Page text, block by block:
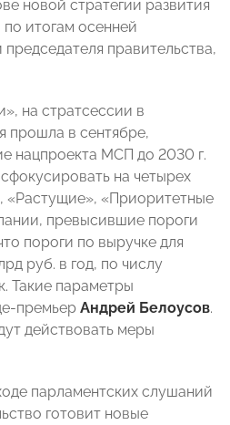
новой стратегии развития
итогам осенней
правительства,
на стратсессии в
прошла в сентябре,
нацпроекта МСП до 2030 г.
на четырех
«Растущие», «Приоритетные
превысившие пороги
пороги по выручке для
руб. в год, по числу
Такие параметры
премьер Андрей Белоусов.
действовать меры
парламентских слушаний
готовит новые